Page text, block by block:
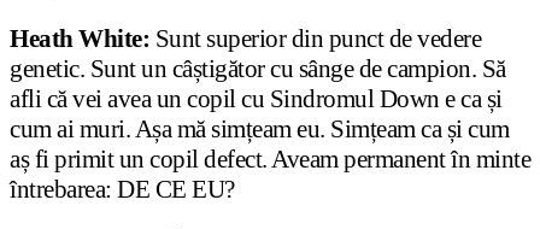
Heath White: Sunt superior din punct de vedere
genetic. Sunt un câștigător cu sânge de campion. Să
afli că vei avea un copil cu Sindromul Down e ca și
cum ai muri. Așa mă simțeam eu. Simțeam ca și cum
aș fi primit un copil defect. Aveam permanent în minte
întrebarea: DE CE EU?